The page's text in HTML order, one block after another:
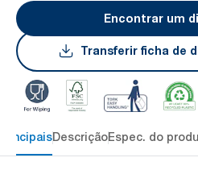
Encontrar um
Transferir ficha de
DescriçãoEspec. do